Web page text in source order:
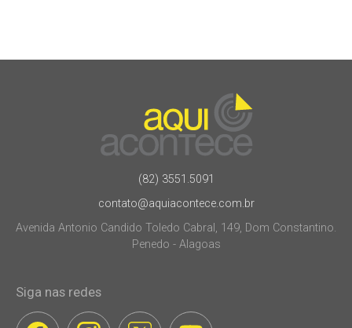
(82) 3551.5091
contato@aquiacontece.com.br
Avenida Antonio Candido Toledo Cabral, 149, Dom Constantino.
Penedo - Alagoas
Siga nas redes